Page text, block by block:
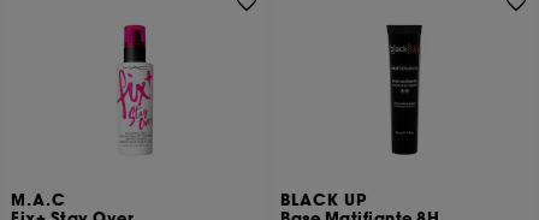
M.A.C
BLACK UP